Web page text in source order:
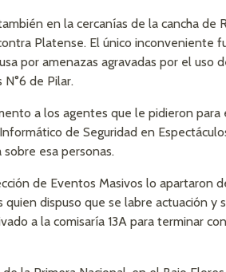
en la cercanías de la cancha de
Platense. El único inconveniente
por amenazas agravadas por el uso
de Pilar.
a los agentes que le pidieron
de Seguridad en
esa personas.
de Eventos Masivos lo apartaron
dispuso que se labre actuación y
a la comisaría 13A para terminar